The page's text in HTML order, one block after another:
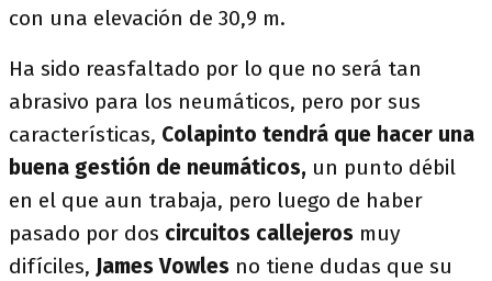
con una elevación de 30,9 m.
Ha sido reasfaltado por lo que no será tan
abrasivo para los neumáticos, pero por sus
características, Colapinto tendrá que hacer una
buena gestión de neumáticos, un punto débil
en el que aun trabaja, pero luego de haber
pasado por dos circuitos callejeros muy
difíciles, James Vowles no tiene dudas que su